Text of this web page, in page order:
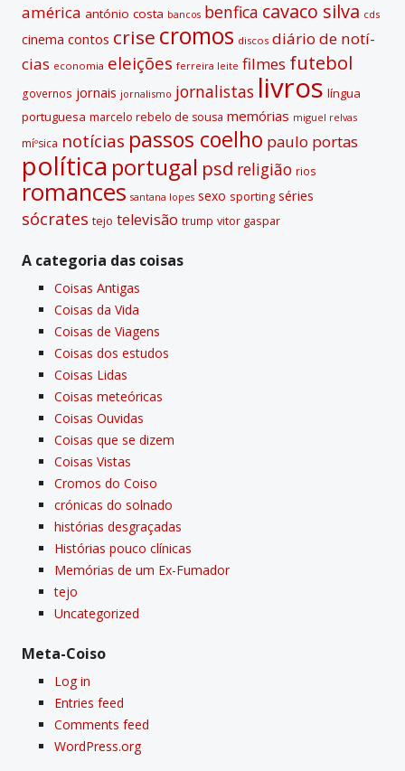
américa antónio costa bancos benfica cavaco silva cds
cinema contos crise cromos discos diário de notí­
cias economia eleições ferreira leite filmes futebol
governos jornais jornalismo jornalistas livros lí­ngua
portuguesa marcelo rebelo de sousa memórias miguel relvas
míºsica notí­cias passos coelho paulo portas
polí­tica portugal psd religião rios
romances santana lopes sexo sporting séries
sócrates tejo televisão trump vitor gaspar
A categoria das coisas
Coisas Antigas
Coisas da Vida
Coisas de Viagens
Coisas dos estudos
Coisas Lidas
Coisas meteóricas
Coisas Ouvidas
Coisas que se dizem
Coisas Vistas
Cromos do Coiso
crónicas do solnado
histórias desgraçadas
Histórias pouco clí­nicas
Memórias de um Ex-Fumador
tejo
Uncategorized
Meta-Coiso
Log in
Entries feed
Comments feed
WordPress.org